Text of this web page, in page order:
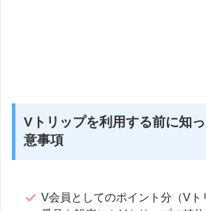
Vトリップを利用する前に知
意事項
V会員としてのポイント分（Vト